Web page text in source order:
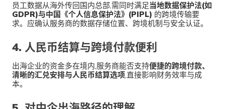
员工数据从海外传回国内总部,需同时满足当地数据保护法(如
GDPR)与中国《个人信息保护法》(PIPL) 的跨境传输要
求。应确认服务商的数据存储位置、跨境机制与安全认证。
4. 人民币结算与跨境付款便利
出海企业的资金多在境内,服务商能否支持便捷的跨境付款、
清晰的汇兑安排与人民币结算选项,直接影响财务效率与成
本。